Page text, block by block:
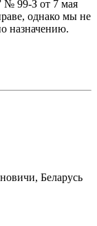
№ 99-З от 7 мая
однако мы не
назначению.
Беларусь